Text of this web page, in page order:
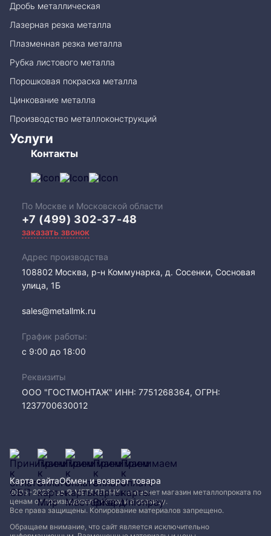
Дробь металлическая
Лазерная резка металла
Плазменная резка металла
Рубка листового металла
Порошковая покраска металла
Цинкование металла
Производство металлоконструкций
Услуги
Контакты
По Москве и Московской области
+7 (499) 302-37-48
заказать звонок
Адрес производства
108802​ Москва, р-н Коммунарка, д. Сосенки, Сосновая
улица, 1Б
sales@metallmk.ru
График работы:
с 9:00 до 18:00
Реквизиты
ООО "ГОСТМОНТАЖ" ИНН: 7751268364, ОГРН:
1237700630012
2005−2026 год © МЕТАЛЛ-МК - интернет магазин металлопроката по
ценам от производителя, оптом и в розницу.
Все права защищены. Копирование материалов запрещено.
Обращаем внимание, что сайт является исключительно
Карта сайтаОбмен и возврат товара